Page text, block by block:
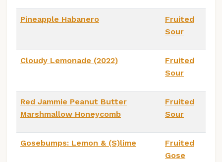
Pineapple Habanero
Fruited
Sour
Cloudy Lemonade (2022)
Fruited
Sour
Red Jammie Peanut Butter
Marshmallow Honeycomb
Fruited
Sour
Gosebumps: Lemon & (S)lime
Fruited
Gose